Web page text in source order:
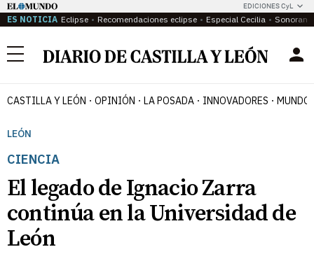
EDICIONES CyL
ES NOTICIA Eclipse Recomendaciones eclipse Especial Cecilia
Menú
CASTILLA Y LEÓN OPINIÓN LA POSADA INNOVADORES MUNDO
LEÓN
CIENCIA
El legado de Ignacio Zarra
continúa en la Universidad de
León